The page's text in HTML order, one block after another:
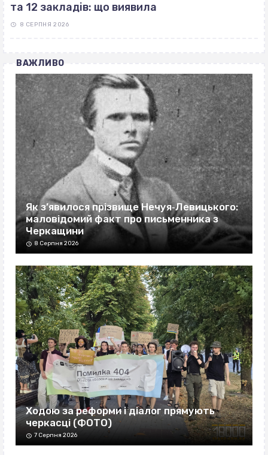
та 12 закладів: що виявила
8 СЕРПНЯ 2026
ВАЖЛИВО
Як з’явилося прізвище Нечуя‐Левицького:
маловідомий факт про письменника з
Черкащини
8 Серпня 2026
Ходою за реформи і діалог прямують
черкасці (ФОТО)
7 Серпня 2026